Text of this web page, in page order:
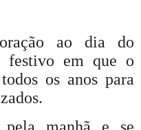
ao dia do
festivo em que o
os anos para